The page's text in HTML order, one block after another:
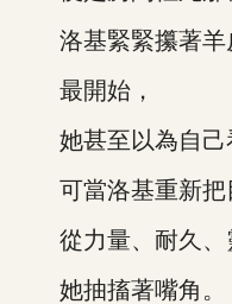
洛基緊緊攥著羊皮
最開始，
她甚至以為自己
可當洛基重新把
從力量、耐久、靈
她抽搐著嘴角。